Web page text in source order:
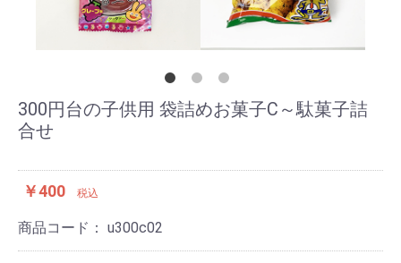
300円台の子供用 袋詰めお菓子C～駄菓子詰
合せ
￥400 税込
商品コード： u300c02